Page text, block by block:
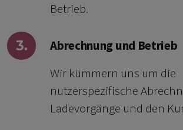
Betrieb.
3.
Abrechnung und Betrieb
Wir kümmern uns um die
nutzerspezifische
Ladevorgänge und den